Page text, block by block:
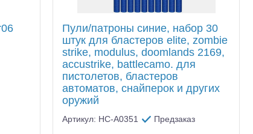
Пули/патроны синие, набор 30
штук для бластеров elite, zombie
strike, modulus, doomlands 2169,
accustrike, battlecamo. для
пистолетов, бластеров
автоматов, снайперок и других
оружий
Артикул: HC-A0351 Предзаказ